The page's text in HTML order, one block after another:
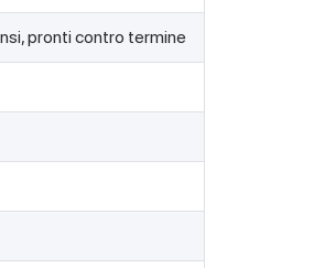
pronti contro termine